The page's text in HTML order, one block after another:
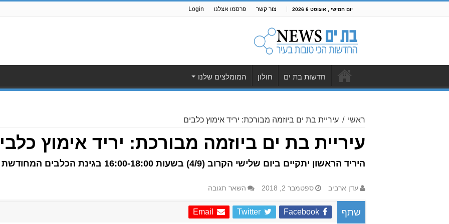
יום חמישי , אוגוסט 6 2026 צור קשר פרסמו אצלנו Login
חדשות בת ים חולון המומלצים שלנו
ראשי / עיריית בת ים ביוזמה מבורכת: יריד אימוץ כלבים
עיריית בת ים ביוזמה מבורכת: יריד אימוץ
היריד הראשון יתקיים ביום שלישי הקרוב (4/9) בשעות 16:00-18:00 בגינת הכלבים המחודשת בגן אשכול
עדן ארביב ספטמבר 2, 2018 השאר תגובה
שתף Facebook
Twitter
Email